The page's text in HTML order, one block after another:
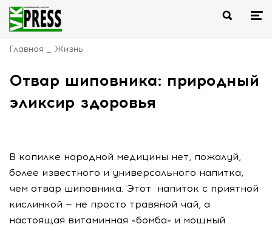
Главная Жизнь
Отвар шиповника: природный
эликсир здоровья
В копилке народной медицины нет, пожалуй,
более известного и универсального напитка,
чем отвар шиповника. Этот напиток с приятной
кислинкой — не просто травяной чай, а
настоящая витаминная «бомба» и мощный